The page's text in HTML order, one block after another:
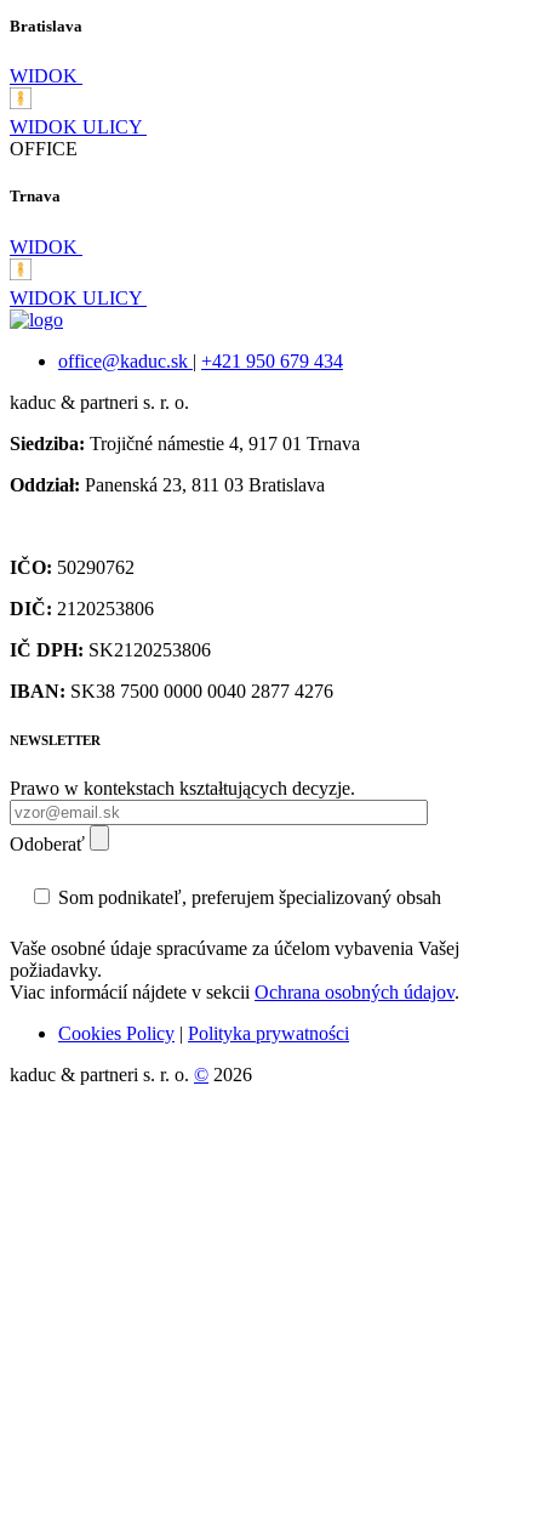
Bratislava
WIDOK
WIDOK ULICY
OFFICE
Trnava
WIDOK
WIDOK ULICY
office@kaduc.sk | +421 950 679 434
kaduc & partneri s. r. o.
Siedziba: Trojičné námestie 4, 917 01 Trnava
Oddział: Panenská 23, 811 03 Bratislava
IČO: 50290762
DIČ: 2120253806
IČ DPH: SK2120253806
IBAN: SK38 7500 0000 0040 2877 4276
NEWSLETTER
Prawo w kontekstach kształtujących decyzje.
Odoberať
Som podnikateľ, preferujem špecializovaný obsah
Vaše osobné údaje spracúvame za účelom vybavenia Vašej
požiadavky.
Viac informácií nájdete v sekcii Ochrana osobných údajov.
Cookies Policy | Polityka prywatności
kaduc & partneri s. r. o. © 2026